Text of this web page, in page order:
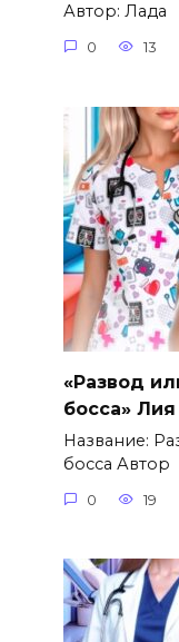
Автор: Лада
0 13
«Развод
босса»
Название:
босса Автор
0 19